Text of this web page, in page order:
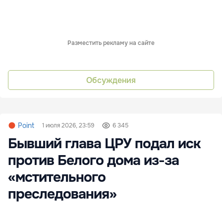
Разместить рекламу на сайте
Обсуждения
Point 1 июля 2026, 23:59 6 345
Бывший глава ЦРУ подал иск
против Белого дома из-за
«мстительного
преследования»